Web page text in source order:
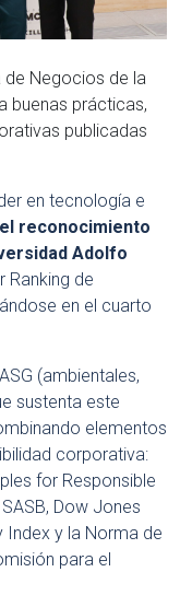
de Negocios de la
buenas prácticas,
publicadas
en tecnología e
reconocimiento
Adolfo
Ranking de
en el cuarto
(ambientales,
sustenta este
elementos
corporativa:
for Responsible
Dow Jones
Index y la Norma de
para el